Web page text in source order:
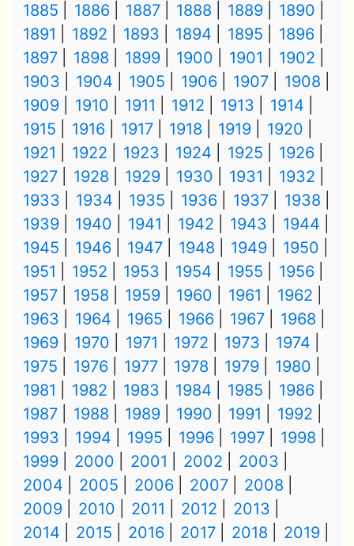
1885
1886 1887 1888 1889
1890
1891
1892 1893 1894 1895
1896
1897
1898 1899 1900 1901
1902
1903
1904 1905 1906 1907
1908
1909
1910 1911 1912 1913
1914
1915
1916 1917 1918 1919
1920
1921
1922 1923 1924 1925
1926
1927
1928 1929 1930 1931
1932
1933
1934 1935 1936 1937
1938
1939
1940 1941 1942 1943
1944
1945
1946 1947 1948 1949
1950
1951
1952 1953 1954 1955
1956
1957
1958 1959 1960 1961
1962
1963
1964 1965 1966 1967
1968
1969
1970 1971 1972 1973
1974
1975
1976 1977 1978 1979
1980
1981
1982 1983 1984 1985
1986
1987
1988 1989 1990 1991
1992
1993
1994 1995 1996 1997
1998
1999
2000 2001 2002
2003
2004
2005 2006 2007
2008
2009
2010 2011 2012
2013
2014
2015 2016 2017 2018
2019